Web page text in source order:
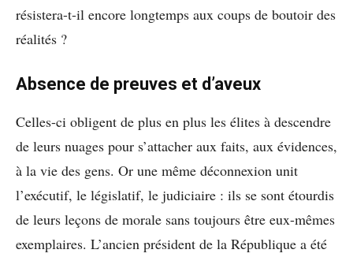
résistera-t-il encore longtemps aux coups de boutoir des
réalités ?
Absence de preuves et d’aveux
Celles-ci obligent de plus en plus les élites à descendre
de leurs nuages pour s’attacher aux faits, aux évidences,
à la vie des gens. Or une même déconnexion unit
l’exécutif, le législatif, le judiciaire : ils se sont étourdis
de leurs leçons de morale sans toujours être eux-mêmes
exemplaires. L’ancien président de la République a été